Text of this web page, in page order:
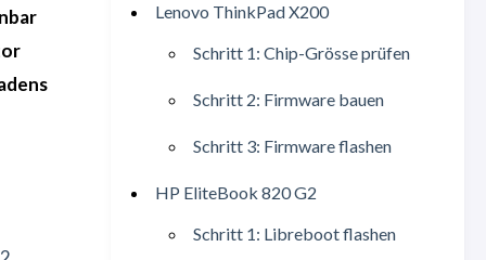
Lenovo ThinkPad X200
Schritt 1: Chip-Grösse prüfen
Schritt 2: Firmware bauen
Schritt 3: Firmware flashen
HP EliteBook 820 G2
Schritt 1: Libreboot flashen